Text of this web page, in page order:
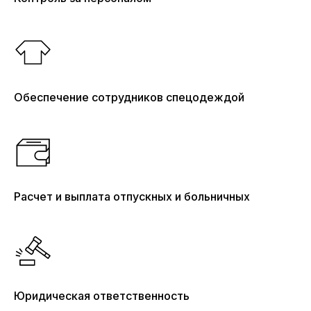
Обеспечение сотрудников спецодеждой
Расчет и выплата отпускных и больничных
Юридическая ответственность
Почему
выбирают нас